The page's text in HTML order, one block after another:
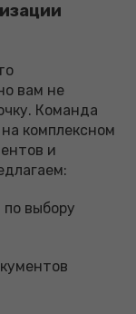
вам не
Команда
комплексном
и
выбору